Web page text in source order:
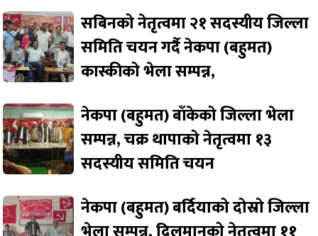
सबिनको नेतृत्वमा २१ सदस्यीय जिल्ला
समिति चयन गर्दै नेकपा (बहुमत)
कास्कीको भेला सम्पन्न,
नेकपा (बहुमत) बाँकेको जिल्ला भेला
सम्पन्न, चक्र थापाको नेतृत्वमा १३
सदस्यीय समिति चयन
नेकपा (बहुमत) बर्दियाको दोस्रो जिल्ला